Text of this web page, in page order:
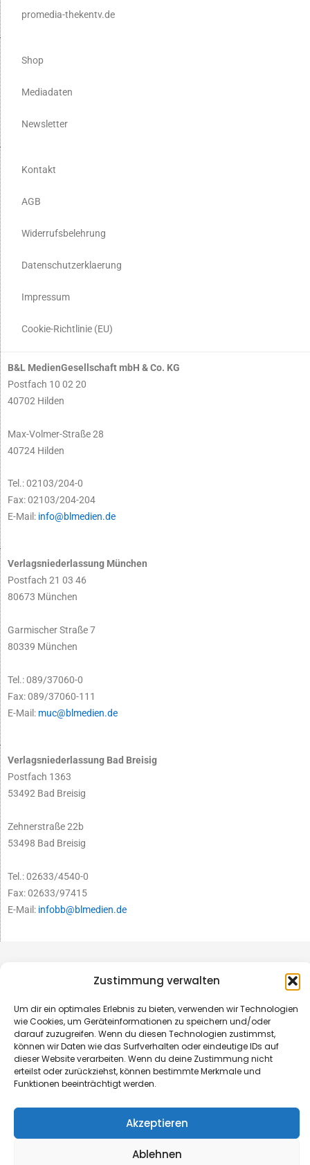
Zustimmung verwalten
Um dir ein optimales Erlebnis zu bieten, verwenden wir Technologien
wie Cookies, um Geräteinformationen zu speichern und/oder
darauf zuzugreifen. Wenn du diesen Technologien zustimmst,
können wir Daten wie das Surfverhalten oder eindeutige IDs auf
dieser Website verarbeiten. Wenn du deine Zustimmung nicht
erteilst oder zurückziehst, können bestimmte Merkmale und
Funktionen beeinträchtigt werden.
Akzeptieren
Ablehnen
promedia-thekentv.de
Shop
Mediadaten
Newsletter
Kontakt
AGB
Widerrufsbelehrung
Datenschutzerklaerung
Impressum
Cookie-Richtlinie (EU)
B&L MedienGesellschaft mbH & Co. KG
Postfach 10 02 20
40702 Hilden
Max-Volmer-Straße 28
40724 Hilden
Tel.: 02103/204-0
Fax: 02103/204-204
E-Mail: info@blmedien.de
Verlagsniederlassung München
Postfach 21 03 46
80673 München
Garmischer Straße 7
80339 München
Tel.: 089/37060-0
Fax: 089/37060-111
E-Mail: muc@blmedien.de
Verlagsniederlassung Bad Breisig
Postfach 1363
53492 Bad Breisig
Zehnerstraße 22b
53498 Bad Breisig
Tel.: 02633/4540-0
Fax: 02633/97415
E-Mail: infobb@blmedien.de